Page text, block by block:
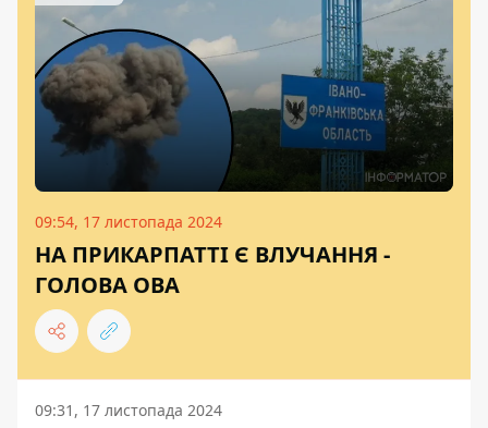
09:54, 17 листопада 2024
НА ПРИКАРПАТТІ Є ВЛУЧАННЯ -
ГОЛОВА ОВА
09:31, 17 листопада 2024